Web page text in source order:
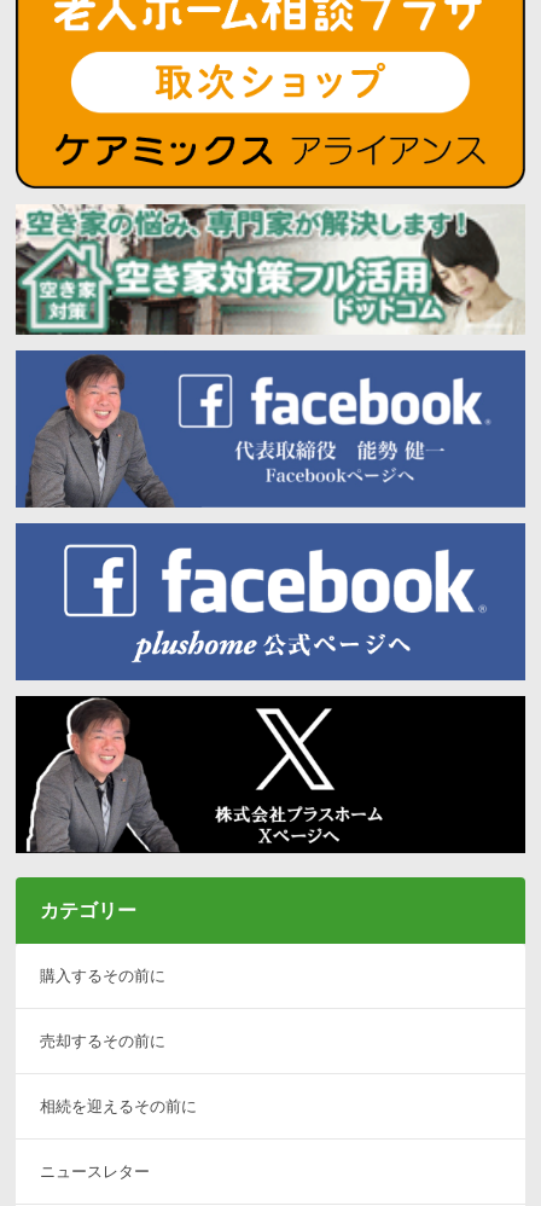
カテゴリー
購入するその前に
売却するその前に
相続を迎えるその前に
ニュースレター